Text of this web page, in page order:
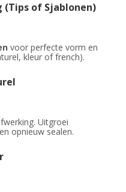
(Tips of Sjablonen)
voor perfecte vorm en
kleur of french).
Uitgroei
opnieuw sealen.